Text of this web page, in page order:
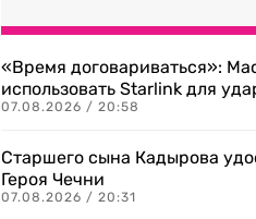
«Время договариваться»:
использовать Starlink для
07.08.2026 / 20:58
Старшего сына Кадырова
Героя Чечни
07.08.2026 / 20:31